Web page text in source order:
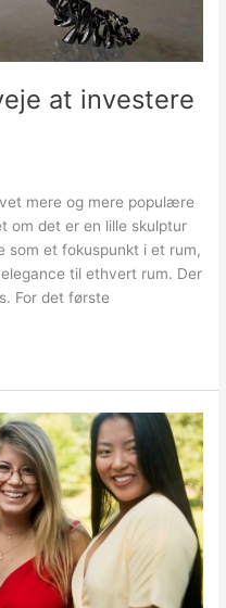
at investere
mere og mere populære
om det er en lille skulptur
som et fokuspunkt i et rum,
til ethvert rum. Der
For det første